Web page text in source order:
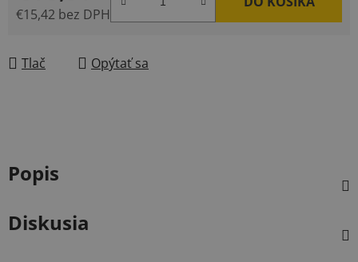
€15,42 bez DPH
Tlač Opýtať sa
Popis
Diskusia